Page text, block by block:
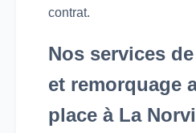
contrat.
Nos services
et remorquage
place à La